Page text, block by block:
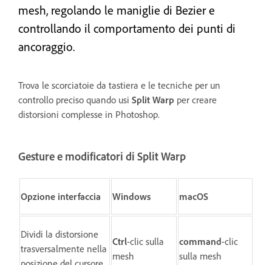
mesh, regolando le maniglie di Bezier e
controllando il comportamento dei punti di
ancoraggio.
Trova le scorciatoie da tastiera e le tecniche per un
controllo preciso quando usi Split Warp per creare
distorsioni complesse in Photoshop.
Gesture e modificatori di Split Warp
Opzione interfaccia Windows macOS
Dividi la distorsione
trasversalmente nella
Ctrl-clic sulla
mesh
command-clic
sulla mesh